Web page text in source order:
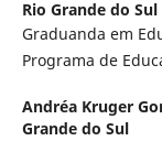
Rio Grande do Sul
Graduanda em
Programa de
Andréa Kruger
Grande do Sul